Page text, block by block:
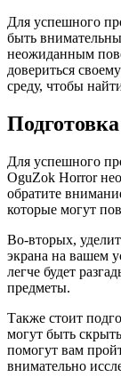
Для успешного
быть
неожиданным
довериться
среду, чтобы
Для успешного
OguZok Horror
обратите
которые могут
Во-вторых,
экрана на вашем
легче будет
предметы.
Также стоит
могут быть
помогут вам
внимательно